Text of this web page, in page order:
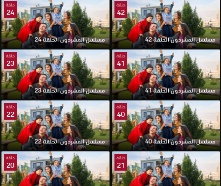
حلقة
42
مسلسل المشردون الحلقة 42
حلقة
24
مسلسل المشردون الحلقة 24
حلقة
41
مسلسل المشردون الحلقة 41
حلقة
23
مسلسل المشردون الحلقة 23
حلقة
40
مسلسل المشردون الحلقة 40
حلقة
22
مسلسل المشردون الحلقة 22
حلقة
21
حلقة
20